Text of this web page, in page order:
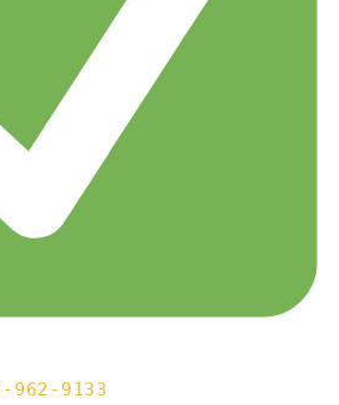
962-9133